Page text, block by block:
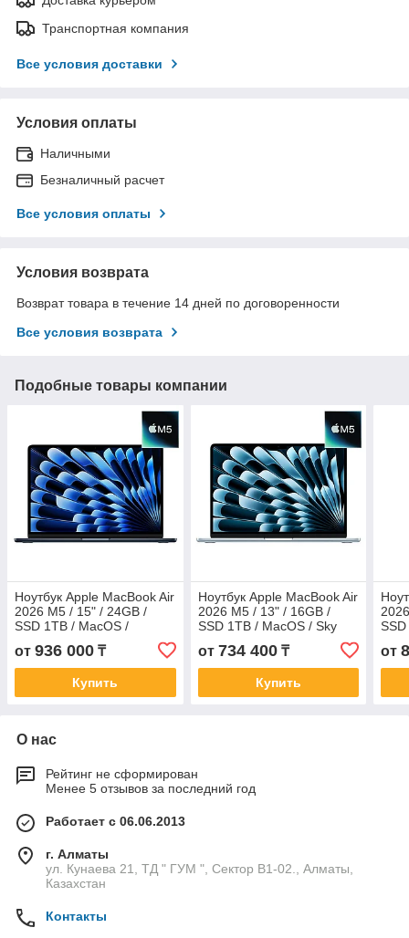
Транспортная компания
Все условия доставки
Условия оплаты
Наличными
Безналичный расчет
Все условия оплаты
Условия возврата
Возврат товара в течение 14 дней по договоренности
Все условия возврата
Подобные товары компании
Ноутбук Apple MacBook Air
2026 M5 / 15" / 24GB /
SSD 1TB / MacOS /
от 936 000 ₸
Купить
Ноутбук Apple MacBook Air
2026 M5 / 13" / 16GB /
SSD 1TB / MacOS / Sky
от 734 400₸
Купить
от
О нас
Рейтинг не сформирован
Менее 5 отзывов за последний год
Работает с 06.06.2013
г. Алматы
ул. Кунаева 21, ТД " ГУМ ", Сектор В1-02., Алматы,
Казахстан
Контакты